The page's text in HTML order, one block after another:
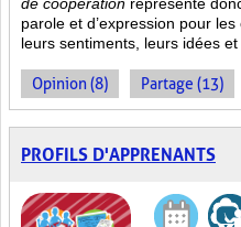
parole et d’expression pour
leurs sentiments, leurs idées
Opinion (8) Partage (13)
PROFILS D'APPRENANTS